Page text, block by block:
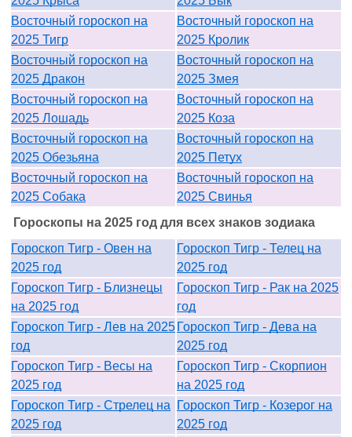
Восточный гороскоп на
2025 Тигр
Восточный гороскоп на
2025 Кролик
Восточный гороскоп на
2025 Дракон
Восточный гороскоп на
2025 Змея
Восточный гороскоп на
2025 Лошадь
Восточный гороскоп на
2025 Коза
Восточный гороскоп на
2025 Обезьяна
Восточный гороскоп на
2025 Петух
Восточный гороскоп на
2025 Собака
Восточный гороскоп на
2025 Свинья
Гороскопы на 2025 год для всех знаков зодиака
Гороскоп Тигр - Овен на
2025 год
Гороскоп Тигр - Телец на
2025 год
Гороскоп Тигр - Близнецы
на 2025 год
Гороскоп Тигр - Рак на 2025
год
Гороскоп Тигр - Лев на 2025
год
Гороскоп Тигр - Дева на
2025 год
Гороскоп Тигр - Весы на
2025 год
Гороскоп Тигр - Скорпион
на 2025 год
Гороскоп Тигр - Стрелец на
2025 год
Гороскоп Тигр - Козерог на
2025 год